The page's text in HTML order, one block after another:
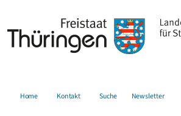
Home Kontakt Suche Newsletter